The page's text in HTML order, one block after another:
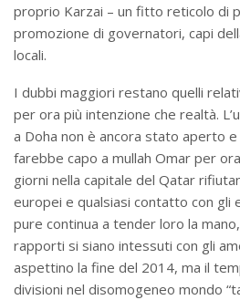
proprio Karzai – un fitto reticolo di
promozione di governatori, capi
locali.
I dubbi maggiori restano quelli
per ora più intenzione che realtà.
a Doha non è ancora stato aperto
farebbe capo a mullah Omar per
giorni nella capitale del Qatar
europei e qualsiasi contatto con gli
pure continua a tender loro la
rapporti si siano intessuti con gli
aspettino la fine del 2014, ma il
divisioni nel disomogeneo mondo